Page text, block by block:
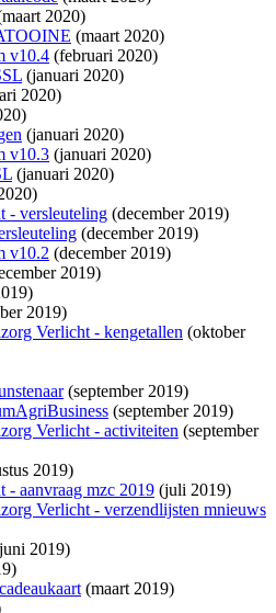
2020)
(maart 2020)
v10.4 (februari 2020)
(januari 2020)
2020)
(januari 2020)
v10.3 (januari 2020)
(januari 2020)
- versleuteling (december 2019)
(december 2019)
v10.2 (december 2019)
2019)
2019)
Verlicht - kengetallen (oktober
(september 2019)
(september 2019)
Verlicht - activiteiten (september
2019)
- aanvraag mzc 2019 (juli 2019)
Verlicht - verzendlijsten mnieuws
2019)
(maart 2019)